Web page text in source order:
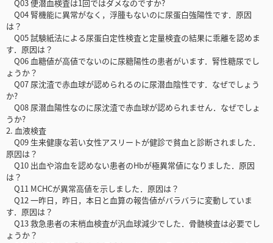
Q03 便潜血検査は1回ではダメなのですか?
Q04 腎機能に異常がなく，浮腫もないのに尿蛋白強陽性です．原因
は？
Q05 試験紙法による尿蛋白定性検査と定量検査の結果に乖離を認めま
す．原因は？
Q06 血糖値が高値でないのに尿糖陽性の患者がいます．腎性糖尿でし
ょうか？
Q07 尿沈渣で赤血球が認められるのに尿潜血陰性です．なぜでしょう
か?
Q08 尿潜血陽性なのに尿沈渣で赤血球が認められません．なぜでしょ
うか?
2. 血液検査
Q09 生来健康な若い女性アスリートが健診で貧血と診断されました．
原因は？
Q10 出血や溶血を認めない患者のHbが極異常値になりました．原因
は？
Q11 MCHCが異常高値を示しました．原因は？
Q12 一昨日，昨日，本日と血算の報告値がバラバラに変動していま
す．原因は？
Q13 救急患者の末梢血検査が汎血球減少でした．骨髄検査は必要でし
ょうか？